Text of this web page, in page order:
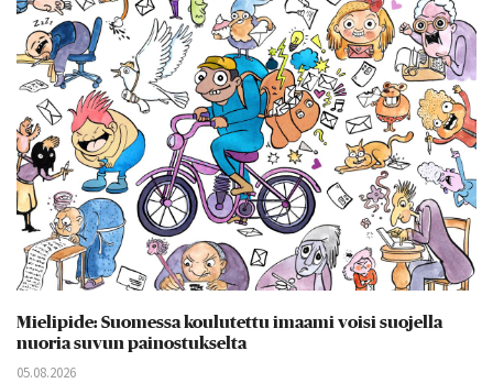
Mielipide: Suomessa koulutettu imaami voisi suojella
nuoria suvun painostukselta
05.08.2026